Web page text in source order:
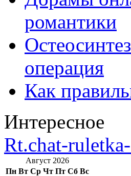
романтики
операция
Как
Интересное
Rt.chat-
Август 2026
Пн Вт Ср Чт Пт Сб Вс